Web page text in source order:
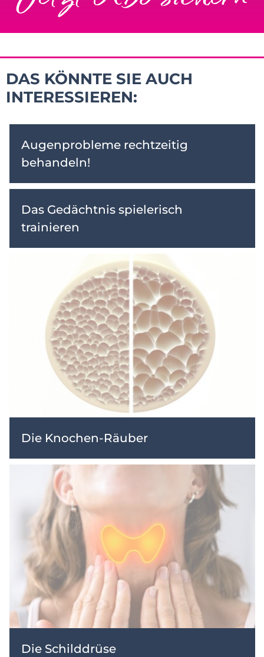
DAS KÖNNTE SIE AUCH
INTERESSIEREN:
Augenprobleme rechtzeitig
behandeln!
Das Gedächtnis spielerisch
trainieren
Die Knochen-Räuber
Die Schilddrüse